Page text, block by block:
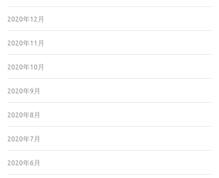
2020年12月
2020年11月
2020年10月
2020年9月
2020年8月
2020年7月
2020年6月